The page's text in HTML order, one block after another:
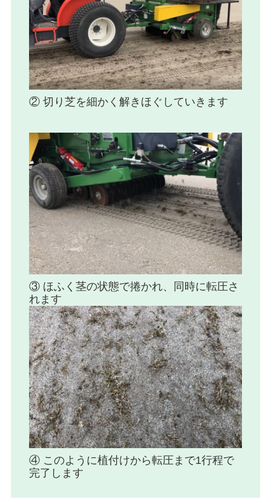
② 切り芝を細かく解きほぐしていきます
③ ほふく茎の状態で捲かれ、同時に転圧さ
れます
④ このように植付けから転圧まで1行程で
完了します